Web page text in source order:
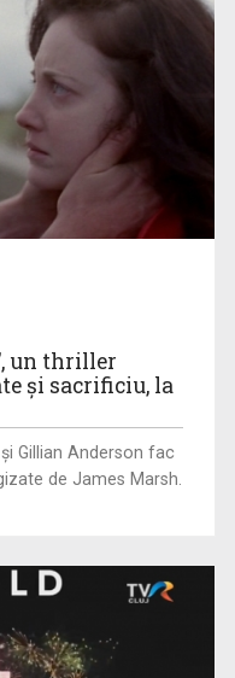
despre vină, adevăr
un thriller
și sacrificiu, la
Gillian Anderson fac
de James Marsh.